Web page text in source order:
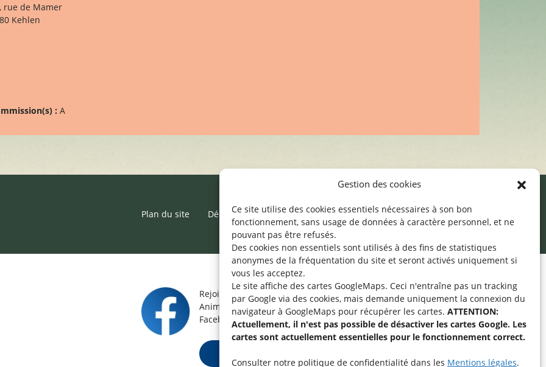
Gestion des cookies
Ce site utilise des cookies essentiels nécessaires à son bon
fonctionnement, sans usage de données à caractère personnel, et ne
pouvant pas être refusés.
Des cookies non essentiels sont utilisés à des fins de statistiques
anonymes de la fréquentation du site et seront activés uniquement si
vous les acceptez.
Le site affiche des cartes GoogleMaps. Ceci n'entraîne pas un tracking
par Google via des cookies, mais demande uniquement la connexion du
navigateur à GoogleMaps pour récupérer les cartes. ATTENTION:
Actuellement, il n'est pas possible de désactiver les cartes Google. Les
cartes sont actuellement essentielles pour le fonctionnement correct.
Consulter notre politique de confidentialité dans les Mentions légales.
rue de Mamer
Kehlen
: A
Plan du site Déclaration d’accessibilité Mentions légales ©2026 SNJ
Rejoignez le groupe « Aide-Animateur /
Animateur / Aide-Technique » sur
Facebook.